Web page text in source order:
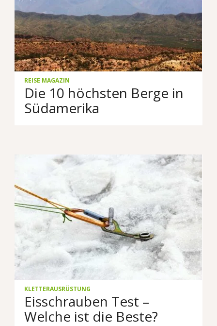
REISE MAGAZIN
Die 10 höchsten Berge in
Südamerika
KLETTERAUSRÜSTUNG
Eisschrauben Test –
Welche ist die Beste?